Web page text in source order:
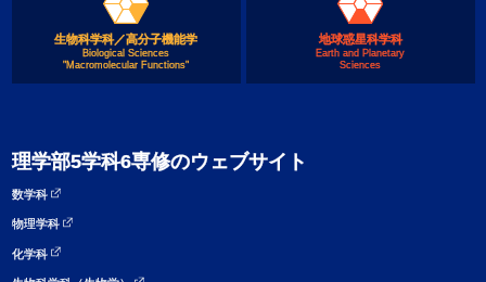
生物科学科／高分子機能学
Biological Sciences
"Macromolecular Functions"
地球惑星科学科
Earth and Planetary
Sciences
理学部5学科6専修のウェブサイト
数学科
物理学科
化学科